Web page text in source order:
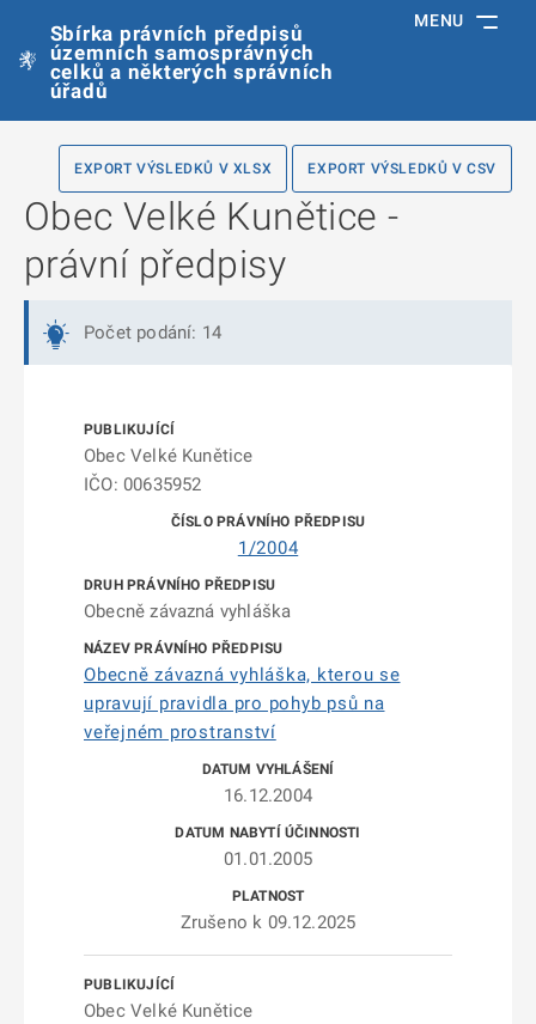
Sbírka právních předpisů
územních samosprávných
celků a některých správních
úřadů
MENU
EXPORT VÝSLEDKŮ V XLSX EXPORT VÝSLEDKŮ V CSV
Obec Velké Kunětice -
právní předpisy
Počet podání: 14
Obec Velké Kunětice
IČO: 00635952
1/2004
Obecně závazná vyhláška
Obecně závazná vyhláška, kterou se
upravují pravidla pro pohyb psů na
veřejném prostranství
16.12.2004
01.01.2005
Zrušeno k 09.12.2025
Obec Velké Kunětice